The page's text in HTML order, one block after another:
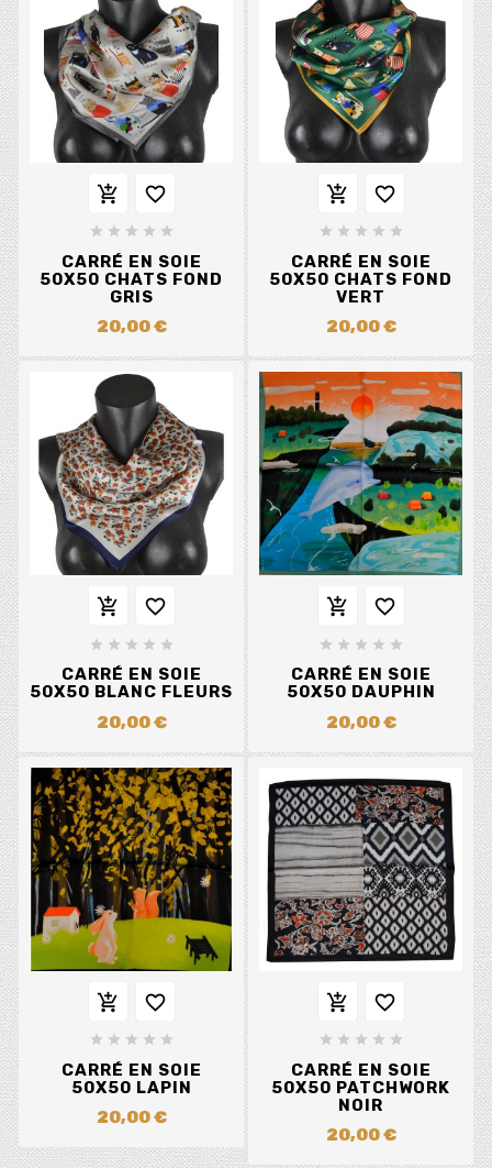
 
    
CARRÉ EN SOIE
50X50 CHATS FOND
GRIS
20,00 €
 
    
CARRÉ EN SOIE
50X50 CHATS FOND
VERT
20,00 €
 
    
CARRÉ EN SOIE
50X50 BLANC FLEURS
20,00 €
 
    
CARRÉ EN SOIE
50X50 DAUPHIN
20,00 €
 
    
CARRÉ EN SOIE
50X50 LAPIN
20,00 €
 
    
CARRÉ EN SOIE
50X50 PATCHWORK
NOIR
20,00 €